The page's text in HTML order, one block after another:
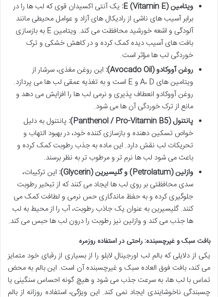
ویتامین E (Vitamin E):
یک آنتی اکسیدان قوی که لب ها را در
برابر آسیب های ناشی از رادیکال های آزاد و عوامل محیطی مانند
آلودگی و اشعه خورشید محافظت می کند. ویتامین E به بازسازی
بافت های آسیب دیده کمک کرده و در کاهش خشکی و ترک
خوردگی لب ها مؤثر است.
روغن آووکادو (Avocado Oil):
این روغن مغذی، سرشار از
ویتامین های A، D و E است و به تغذیه عمقی لب ها می پردازد.
روغن آووکادو انعطاف پذیری و نرمی لب ها را افزایش می دهد و
مانع از ترک خوردگی آن ها می شود.
پانتنول (Panthenol / Pro-Vitamin B5):
پانتنول به دلیل
خواص تسکین دهنده و بازسازی کننده خود، در بهبود التهاب و
تحریکات لب نقش دارد. این ماده به جذب رطوبت کمک کرده و
باعث می شود لب ها نرم تر و مرطوب تر به نظر برسند.
وازلین (Petrolatum) و گلیسیرین (Glycerin):
این ترکیبات،
سدی محافظتی بر روی لب ها ایجاد می کنند که از تبخیر رطوبت
جلوگیری کرده و به حفظ ماندگاری حس نرمی و لطافت کمک می
کنند. گلیسیرین به عنوان یک جاذب رطوبت، آب را از محیط به لب
ها جذب می کند و وازلین نیز رطوبت را درون لب ها حبس می کند.
بافت سبک و غیرچسبنده: راحتی در استفاده روزمره
یکی از دلایلی که بالم لب اورجینال لابلو را از بسیاری از رقبای خود متمایز
می کند، بافت فوق العاده سبک و غیرچسبنده آن است. این بالم به محض
تماس با لب ها، به سرعت جذب می شود و هیچ گونه احساس سنگینی یا
چسبندگی ناخوشایندی ایجاد نمی کند. این ویژگی، استفاده روزانه از بالم